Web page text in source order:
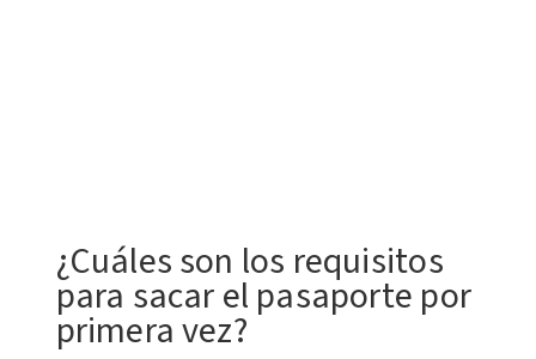
¿Cuáles son los requisitos
para sacar el pasaporte por
primera vez?